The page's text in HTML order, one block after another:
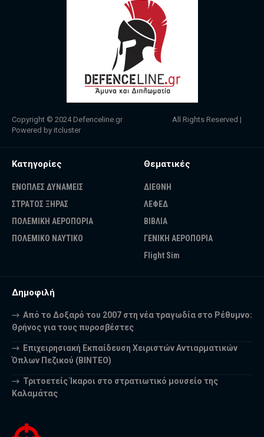
Copyright © 2024 Defenceline.gr All Rights Reserved |
Powered by itcluster
Κατηγορίες
ΕΝΟΠΛΕΣ ΔΥΝΑΜΕΙΣ
ΣΤΡΑΤΟΣ ΞΗΡΑΣ
ΠΟΛΕΜΙΚΗ ΑΕΡΟΠΟΡΙΑ
ΠΟΛΕΜΙΚΟ ΝΑΥΤΙΚΟ
Θεματικές
ΔΙΕΘΝΗ
ΛΕΦΕΔ
ΒΙΒΛΙΑ
ΓΕΝΙΚΗ ΑΕΡΟΠΟΡΙΑ
Flight Sim
Δημοφιλή
Από το Δοξαρό του 2007 στη νέα τραγωδία στο Ρέθυμνο:
Θρήνος για τους πυροσβέστες
Επιχειρησιακή Εκπαίδευση Χειριστών Αντιαρματικών
Όπλων Πεζικού (ΒΙΝΤΕΟ)
Τριτοετείς Ίκαροι στο στρατιωτικό μουσείο της
Καλαμάτας